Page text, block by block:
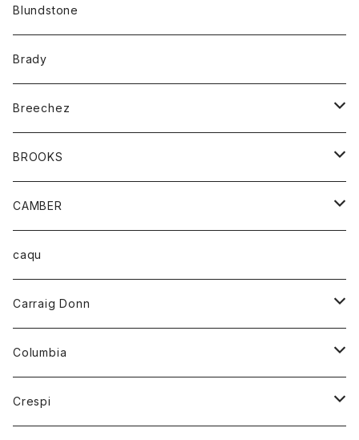
カーディガン
コート
アクセサリー
バッグ
ベルト
キッズ
Tシャツ
グッズ
アンダーウェアー
カードホルダー
チーフ
トップス
カーディガン
ボトム
オーバーオール
ショートパンツ
レディース
オーバーオール
カーディガン
サングラス
Blundstone
Brady
Breechez
シャツ
BROOKS
グッズ
靴
CAMBER
トップス
ハーフスリーブTシャツ
caqu
Carraig Donn
ニット
Columbia
アウター
Crespi